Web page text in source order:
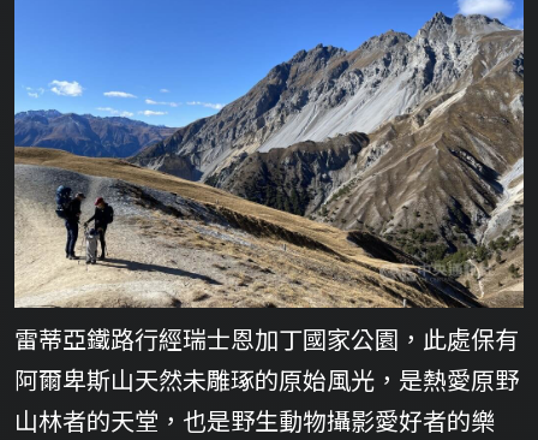
雷蒂亞鐵路行經瑞士恩加丁國家公園，此處保有
阿爾卑斯山天然未雕琢的原始風光，是熱愛原野
山林者的天堂，也是野生動物攝影愛好者的樂